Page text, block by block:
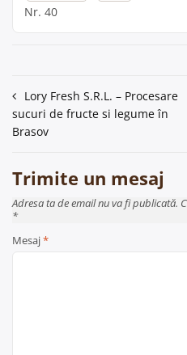
Nr. 40
Navigare
în
Lory Fresh S.R.L. – Procesare
sucuri de fructe si legume în
Brasov
Trimite un mesaj
Adresa ta de email nu va fi publicată.
*
Mesaj*